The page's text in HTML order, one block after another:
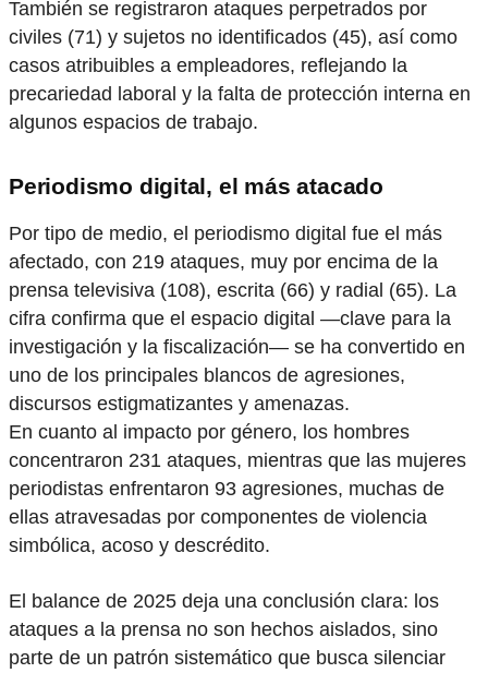
También se registraron ataques perpetrados por
civiles (71) y sujetos no identificados (45), así como
casos atribuibles a empleadores, reflejando la
precariedad laboral y la falta de protección interna en
algunos espacios de trabajo.
Periodismo digital, el más atacado
Por tipo de medio, el periodismo digital fue el más
afectado, con 219 ataques, muy por encima de la
prensa televisiva (108), escrita (66) y radial (65). La
cifra confirma que el espacio digital —clave para la
investigación y la fiscalización— se ha convertido en
uno de los principales blancos de agresiones,
discursos estigmatizantes y amenazas.
En cuanto al impacto por género, los hombres
concentraron 231 ataques, mientras que las mujeres
periodistas enfrentaron 93 agresiones, muchas de
ellas atravesadas por componentes de violencia
simbólica, acoso y descrédito.
El balance de 2025 deja una conclusión clara: los
ataques a la prensa no son hechos aislados, sino
parte de un patrón sistemático que busca silenciar